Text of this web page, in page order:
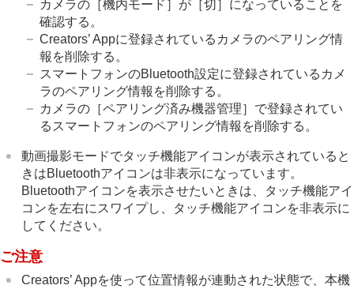
カメラの ［機内モード］ が ［切］ になっていることを
確認する。
Creators’ Appに登録されているカメラのペアリング情
報を削除する。
スマートフォンのBluetooth設定に登録されているカメ
ラのペアリング情報を削除する。
カメラの ［ペアリング済み機器管理］ で登録されてい
るスマートフォンのペアリング情報を削除する。
動画撮影モードでタッチ機能アイコンが表示されていると
きはBluetoothアイコンは非表示になっています。
Bluetoothアイコンを表示させたいときは、タッチ機能アイ
コンを左右にスワイプし、タッチ機能アイコンを非表示に
してください。
ご注意
Creators’ Appを使って位置情報が連動された状態で、本機